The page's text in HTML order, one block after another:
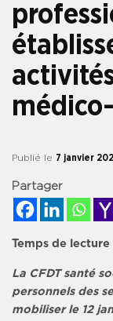
Publié le 7 janvier
Partager
Temps de lecture
La CFDT santé
personnels des
mobiliser le 12